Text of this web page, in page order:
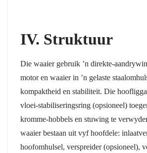
IV. Struktuur
Die waaier gebruik ’n direkte-
motor en waaier in ’n gelaste
kompaktheid en stabiliteit. Die
vloei-stabiliseringsring (opsioneel)
kromme-hobbels en stuwing te
waaier bestaan uit vyf hoofdele:
hoofomhulsel, verspreider (opsioneel),